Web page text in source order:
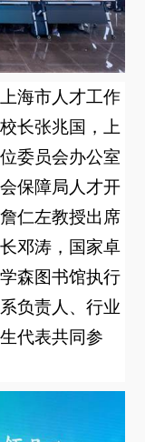
EN
海市人才工作
长张兆国，上
委员会办公室
保障局人才开
仁左教授出席
邓涛，国家卓
森图书馆执行
负责人、行业
代表共同参